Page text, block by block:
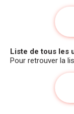
Liste de tous les
Pour retrouver la